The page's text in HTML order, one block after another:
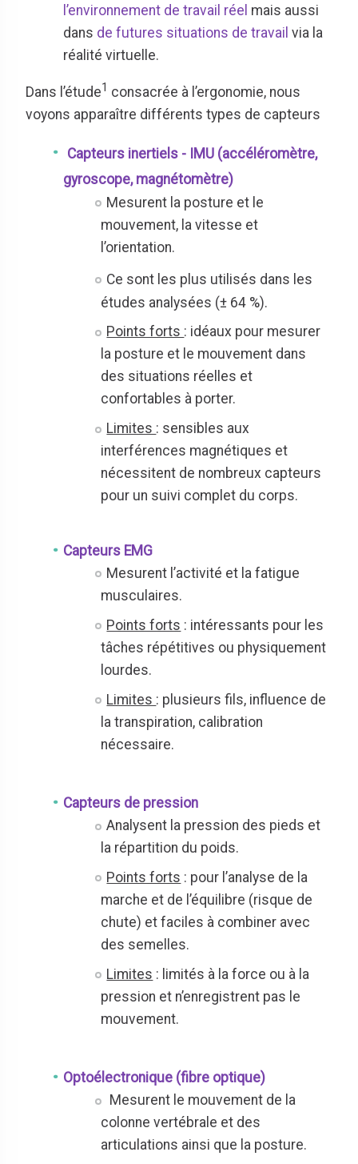
l’environnement de travail réel mais aussi
dans de futures situations de travail via la
réalité virtuelle.
Dans l’étude1 consacrée à l’ergonomie, nous
voyons apparaître différents types de capteurs
Capteurs inertiels - IMU (accéléromètre,
gyroscope, magnétomètre)
Mesurent la posture et le
mouvement, la vitesse et
l’orientation.
Ce sont les plus utilisés dans les
études analysées (± 64 %).
Points forts : idéaux pour mesurer
la posture et le mouvement dans
des situations réelles et
confortables à porter.
Limites : sensibles aux
interférences magnétiques et
nécessitent de nombreux capteurs
pour un suivi complet du corps.
Capteurs EMG
Mesurent l’activité et la fatigue
musculaires.
Points forts : intéressants pour les
tâches répétitives ou physiquement
lourdes.
Limites : plusieurs fils, influence de
la transpiration, calibration
nécessaire.
Capteurs de pression
Analysent la pression des pieds et
la répartition du poids.
Points forts : pour l’analyse de la
marche et de l’équilibre (risque de
chute) et faciles à combiner avec
des semelles.
Limites : limités à la force ou à la
pression et n’enregistrent pas le
mouvement.
Optoélectronique (fibre optique)
Mesurent le mouvement de la
colonne vertébrale et des
articulations ainsi que la posture.